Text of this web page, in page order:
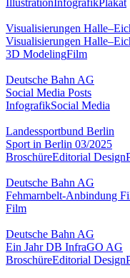
Visualisierungen
Visualisierungen
3D ModelingFilm
Deutsche Bahn AG
Social Media Posts
InfografikSocial Media
Landessportbund Berlin
Sport in Berlin 03/2025
BroschüreEditorial Design
Deutsche Bahn AG
Fehmarnbelt-Anbindung
Film
Deutsche Bahn AG
Ein Jahr DB InfraGO AG
BroschüreEditorial Design